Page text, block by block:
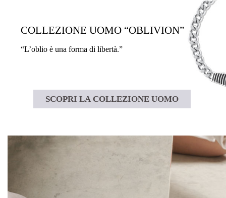
COLLEZIONE UOMO “OBLIVION”
“L’oblio è una forma di libertà.”
SCOPRI LA COLLEZIONE UOMO